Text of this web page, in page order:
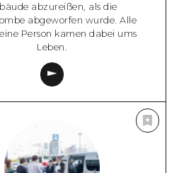
abzureißen, als die
abgeworfen wurde. Alle
Person kamen dabei ums
Leben.